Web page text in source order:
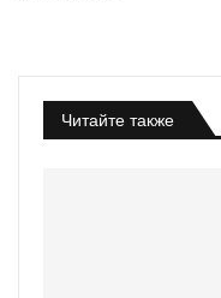
Читайте также